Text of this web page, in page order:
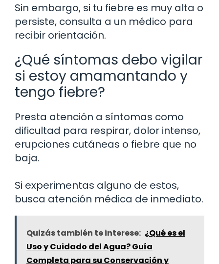
Sin embargo, si tu fiebre es muy alta o
persiste, consulta a un médico para
recibir orientación.
¿Qué síntomas debo vigilar
si estoy amamantando y
tengo fiebre?
Presta atención a síntomas como
dificultad para respirar, dolor intenso,
erupciones cutáneas o fiebre que no
baja.
Si experimentas alguno de estos,
busca atención médica de inmediato.
Quizás también te interese: ¿Qué es el
Uso y Cuidado del Agua? Guía
Completa para su Conservación y